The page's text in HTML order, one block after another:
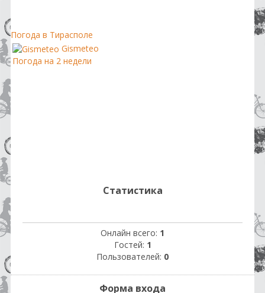
Погода в Тирасполе
Gismeteo
Погода на 2 недели
Статистика
Онлайн всего: 1
Гостей: 1
Пользователей: 0
Форма входа